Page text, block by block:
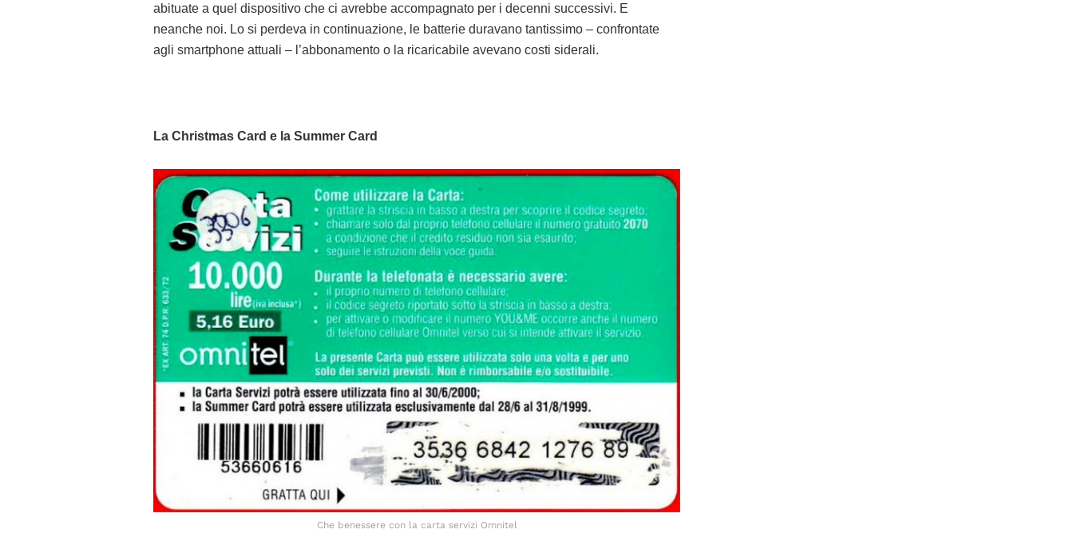
abituate a quel dispositivo che ci avrebbe accompagnato per i decenni successivi. E
neanche noi. Lo si perdeva in continuazione, le batterie duravano tantissimo – confrontate
agli smartphone attuali – l’abbonamento o la ricaricabile avevano costi siderali.
La Christmas Card e la Summer Card
Che benessere con la carta servizi Omnitel